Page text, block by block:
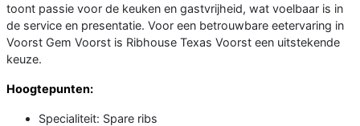
toont passie voor de keuken en gastvrijheid, wat voelbaar is in
de service en presentatie. Voor een betrouwbare eetervaring in
Voorst Gem Voorst is Ribhouse Texas Voorst een uitstekende
keuze.
Hoogtepunten:
Specialiteit: Spare ribs